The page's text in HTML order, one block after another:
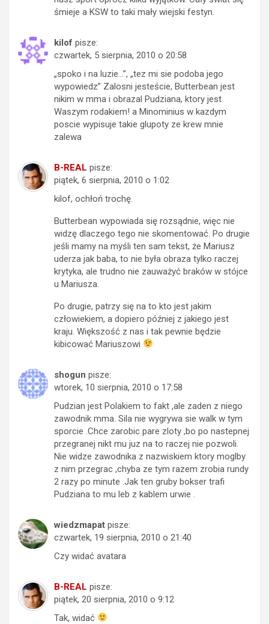
śmieje a KSW to taki mały wiejski festyn.
kilof pisze:
czwartek, 5 sierpnia, 2010 o 20:58
„spoko i na luzie…”, „tez mi sie podoba jego
wypowiedz” Zalosni jesteście, Butterbean jest
nikim w mma i obrazal Pudziana, ktory jest
Waszym rodakiem! a Minominius w kazdym
poscie wypisuje takie glupoty ze krew mnie
zalewa
B-REAL pisze:
piątek, 6 sierpnia, 2010 o 1:02
kilof, ochłoń trochę.
Butterbean wypowiada się rozsądnie, więc nie
widzę dlaczego tego nie skomentować. Po drugie
jeśli mamy na myśli ten sam tekst, że Mariusz
uderza jak baba, to nie była obraza tylko raczej
krytyka, ale trudno nie zauważyć braków w stójce
u Mariusza.
Po drugie, patrzy się na to kto jest jakim
człowiekiem, a dopiero później z jakiego jest
kraju. Większość z nas i tak pewnie będzie
kibicować Mariuszowi
shogun pisze:
wtorek, 10 sierpnia, 2010 o 17:58
Pudzian jest Polakiem to fakt ,ale zaden z niego
zawodnik mma. Sila nie wygrywa sie walk w tym
sporcie .Chce zarobic pare zloty ,bo po nastepnej
przegranej nikt mu juz na to raczej nie pozwoli.
Nie widze zawodnika z nazwiskiem ktory moglby
z nim przegrac ,chyba ze tym razem zrobia rundy
2 razy po minute .Jak ten gruby bokser trafi
Pudziana to mu leb z kablem urwie .
wiedzmapat pisze:
czwartek, 19 sierpnia, 2010 o 21:40
Czy widać avatara
B-REAL pisze:
piątek, 20 sierpnia, 2010 o 9:12
Tak, widać